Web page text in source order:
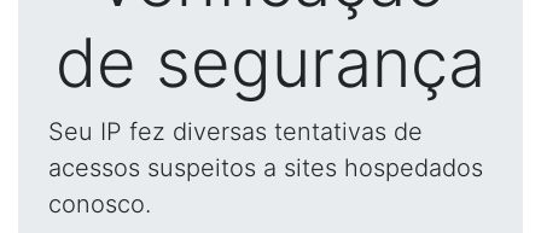
de segurança
Seu IP fez diversas tentativas de
acessos suspeitos a sites hospedados
conosco.